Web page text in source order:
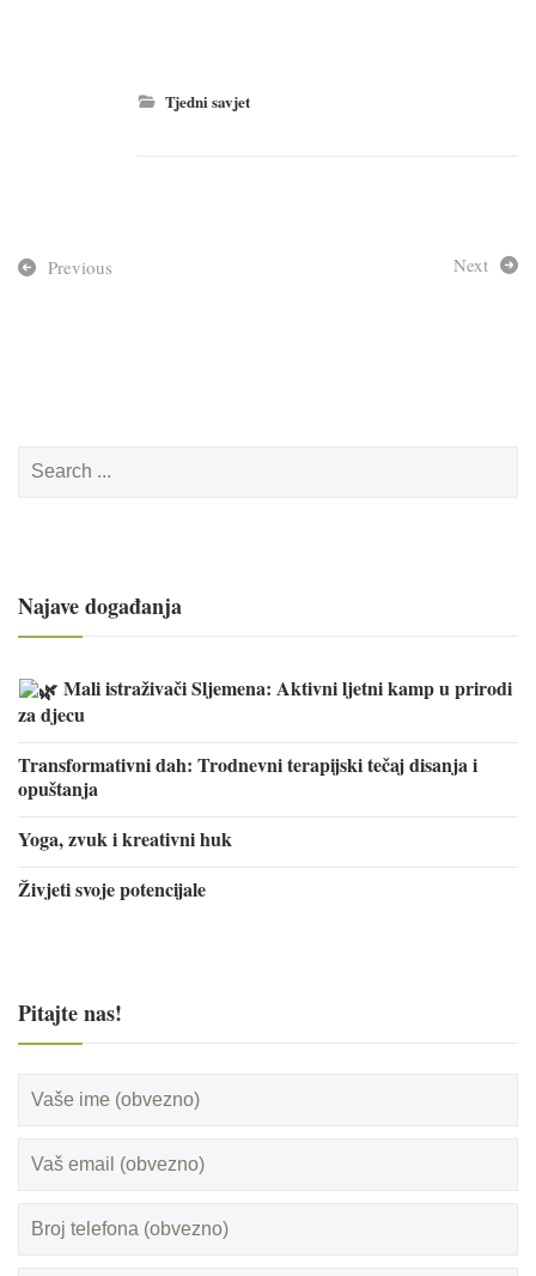
Tjedni savjet
Previous Next
Search
for:
Najave događanja
Mali istraživači Sljemena: Aktivni ljetni kamp u prirodi
za djecu
Transformativni dah: Trodnevni terapijski tečaj disanja i
opuštanja
Yoga, zvuk i kreativni huk
Živjeti svoje potencijale
Pitajte nas!